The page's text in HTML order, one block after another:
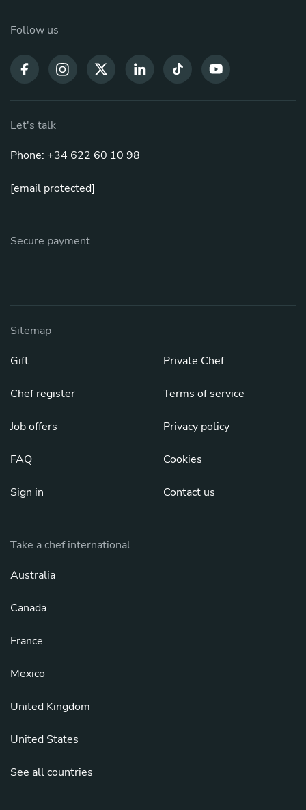
Follow us
Let's talk
Phone: +34 622 60 10 98
[email protected]
Secure payment
Sitemap
Gift
Chef register
Job offers
FAQ
Sign in
Private Chef
Terms of service
Privacy policy
Cookies
Contact us
Take a chef international
Australia
Canada
France
Mexico
United Kingdom
United States
See all countries